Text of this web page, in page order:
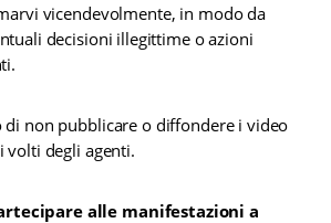
vicendevolmente, in modo da
decisioni illegittime o azioni
di non pubblicare o diffondere i video
volti degli agenti.
alle manifestazioni a